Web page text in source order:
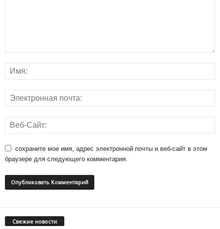
сохраните мое имя, адрес электронной почты и веб-сайт в этом
браузере для следующего комментария.
Свежие новости